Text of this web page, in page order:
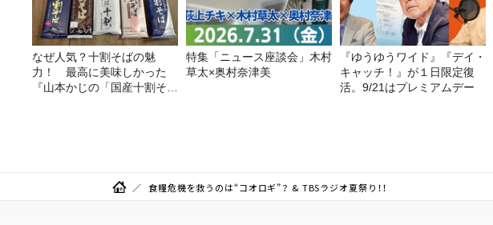
なぜ人気？十割そばの魅
力！ 最高に美味しかった
『山本かじの「国産十割そ
特集「ニュース座談会」木村
草太×奥村奈津美
『ゆうゆうワイド』『デイ・
キャッチ！』が１日限定復
活。9/21はプレミアムデー
食糧危機を救うのは“コオロギ”？ & TBSラジオ夏祭り！！